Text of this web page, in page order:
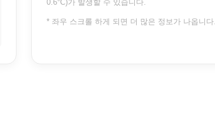
0.6°C)가 발생할 수 있습니다.
* 좌우 스크롤 하게 되면 더 많은 정보가 나옵니다.